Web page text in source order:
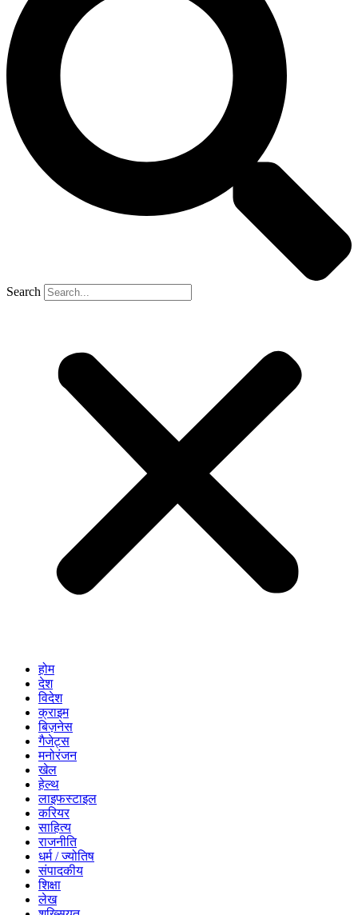
Search
होम
देश
विदेश
क्राइम
बिज़नेस
गैजेट्स
मनोरंजन
खेल
हेल्थ
लाइफस्टाइल
करियर
साहित्य
राजनीति
धर्म / ज्योतिष
संपादकीय
शिक्षा
लेख